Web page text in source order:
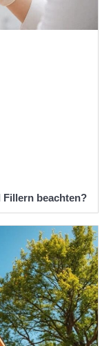
Fillern beachten?